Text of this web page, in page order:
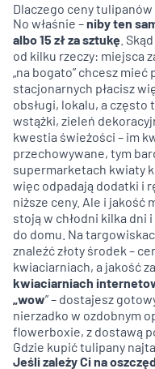
Dlaczego ceny
No właśnie –niby ten
albo 15 zł za sztukę .
od kilku rzeczy: miejsca
„na bogato” chcesz
stacjonarnych płacisz
obsługi, lokalu, a
wstążki, zieleń
kwestia świeżości – im
przechowywane, tym
supermarketach kwiaty
więc odpadają dodatki i
niższe ceny. Ale i jakość
stoją w chłodni kilka dni
do domu. Na
znaleźć złoty środek –
kwiaciarniach, a jakość
kwiaciarniach
„wow” – dostajesz
nierzadko w ozdobnym
flowerboxie, z dostawą
Gdzie kupić tulipany
Jeśli zależy Ci na